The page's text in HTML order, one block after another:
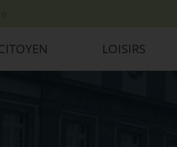
LOISIRS